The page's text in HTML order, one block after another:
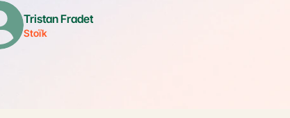
Tristan Fradet
Stoïk